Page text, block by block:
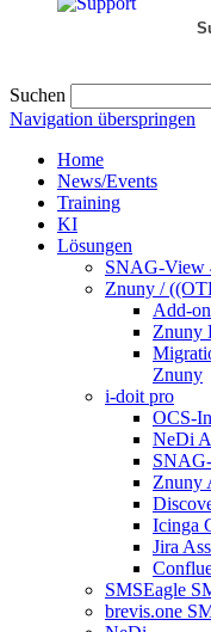
Suchen
Navigation überspringen
Home
News/Events
Training
KI
Lösungen
SNAG-View
Znuny /
Add-
Znuny
Znuny
i-doit pro
OCS-
NeDi
Znuny
Icinga
Jira
SMSEagle
brevis.one